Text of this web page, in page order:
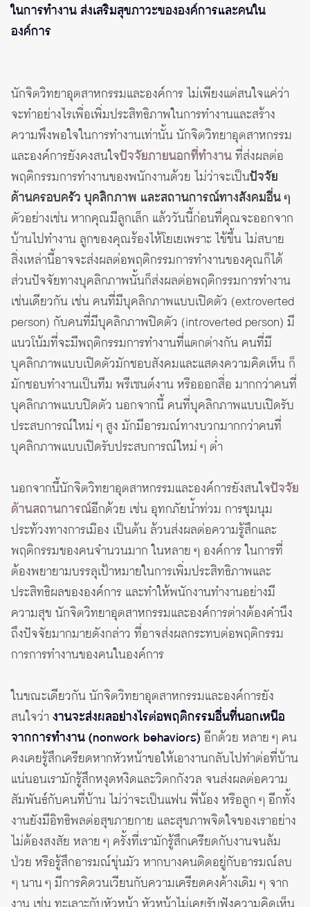
ในการทำงาน ส่งเสริมสุขภาวะขององค์การและคนใน
องค์การ
นักจิตวิทยาอุตสาหกรรมและองค์การ ไม่เพียงแต่สนใจแค่ว่า
จะทำอย่างไรเพื่อเพิ่มประสิทธิภาพในการทำงานและสร้าง
ความพึงพอใจในการทำงานเท่านั้น นักจิตวิทยาอุตสาหกรรม
และองค์การยังคงสนใจปัจจัยภายนอกที่ทำงานที่ส่งผลต่อ
พฤติกรรมการทำงานของพนักงานด้วย ไม่ว่าจะเป็นปัจจัย
ด้านครอบครัว บุคลิกภาพ และสถานการณ์ทางสังคมอื่น ๆ
ตัวอย่างเช่น หากคุณมีลูกเล็ก แล้ววันนี้ก่อนที่คุณจะออกจาก
บ้านไปทำงาน ลูกของคุณร้องไห้โยเยเพราะ ไข้ขึ้น ไม่สบาย
สิ่งเหล่านี้อาจจะส่งผลต่อพฤติกรรมการทำงานของคุณก็ได้
ส่วนปัจจัยทางบุคลิกภาพนั้นก็ส่งผลต่อพฤติกรรมการทำงาน
เช่นเดียวกัน เช่น คนที่มีบุคลิกภาพแบบเปิดตัว (extroverted
person) กับคนที่มีบุคลิกภาพปิดตัว (introverted person) มี
แนวโน้มที่จะมีพฤติกรรมการทำงานที่แตกต่างกัน คนที่มี
บุคลิกภาพแบบเปิดตัวมักชอบสังคมและแสดงความคิดเห็น ก็
มักชอบทำงานเป็นทีม พรีเซนต์งาน หรือออกสื่อ มากกว่าคนที่
บุคลิกภาพแบบปิดตัว นอกจากนี้ คนที่บุคลิกภาพแบบเปิดรับ
ประสบการณ์ใหม่ ๆ สูง มักมีอารมณ์ทางบวกมากกว่าคนที่
บุคลิกภาพแบบเปิดรับประสบการณ์ใหม่ ๆ ต่ำ
นอกจากนี้นักจิตวิทยาอุตสาหกรรมและองค์การยังสนใจปัจจัย
ด้านสถานการณ์อีกด้วย เช่น อุทกภัยน้ำท่วม การชุมนุม
ประท้วงทางการเมือง เป็นต้น ล้วนส่งผลต่อความรู้สึกและ
พฤติกรรมของคนจำนวนมาก ในหลาย ๆ องค์การ ในการที่
ต้องพยายามบรรลุเป้าหมายในการเพิ่มประสิทธิภาพและ
ประสิทธิผลขององค์การ และทำให้พนักงานทำงานอย่างมี
ความสุข นักจิตวิทยาอุตสาหกรรมและองค์การต่างต้องคำนึง
ถึงปัจจัยมากมายดังกล่าว ที่อาจส่งผลกระทบต่อพฤติกรรม
การการทำงานของคนในองค์การ
ในขณะเดียวกัน นักจิตวิทยาอุตสาหกรรมและองค์การยัง
สนใจว่า งานจะส่งผลอย่างไรต่อพฤติกรรมอื่นที่นอกเหนือ
จากการทำงาน (nonwork behaviors) อีกด้วย หลาย ๆ คน
คงเคยรู้สึกเครียดหากหัวหน้าขอให้เอางานกลับไปทำต่อที่บ้าน
แน่นอนเรามักรู้สึกหงุดหงิดและวิตกกังวล จนส่งผลต่อความ
สัมพันธ์กับคนที่บ้าน ไม่ว่าจะเป็นแฟน พี่น้อง หรือลูก ๆ อีกทั้ง
งานยังมีอิทธิพลต่อสุขภายกาย และสุขภาพจิตใจของเราอย่าง
ไม่ต้องสงสัย หลาย ๆ ครั้งที่เรามักรู้สึกเครียดกับงานจนล้ม
ป่วย หรือรู้สึกอารมณ์ขุ่นมัว หากบางคนติดอยู่กับอารมณ์ลบ
ๆ นาน ๆ มีการคิดวนเวียนกับความเครียดคงค้างเดิม ๆ จาก